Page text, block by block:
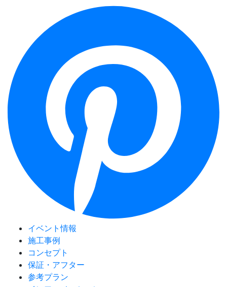
イベント情報
施工事例
コンセプト
保証・アフター
参考プラン